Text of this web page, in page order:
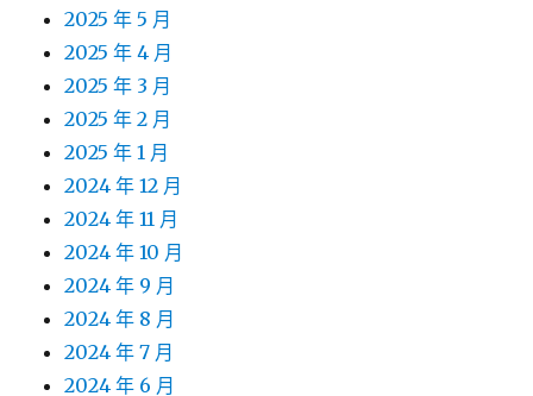
2025 年 5 月
2025 年 4 月
2025 年 3 月
2025 年 2 月
2025 年 1 月
2024 年 12 月
2024 年 11 月
2024 年 10 月
2024 年 9 月
2024 年 8 月
2024 年 7 月
2024 年 6 月